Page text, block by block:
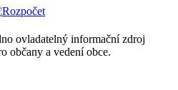
ovladatelný informační zdroj
občany a vedení obce.